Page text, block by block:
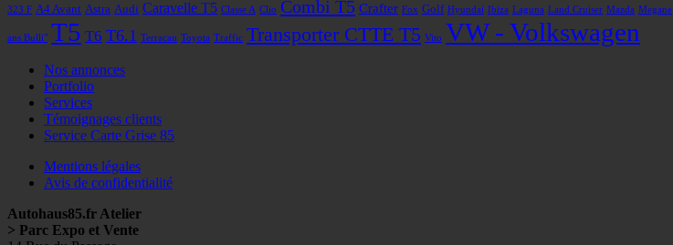
323 F A4 Avant Astra Audi Caravelle T5 Classe A Clio Combi T5 Crafter Fox Golf Hyundai Ibiza Laguna Land Cruiser Mazda Megane
ans Bulli" T5 T6 T6.1 Terracan Toyota Traffic Transporter CTTE T5 Vito VW - Volkswagen
Nos annonces
Portfolio
Services
Témoignages clients
Service Carte Grise 85
Mentions légales
Avis de confidentialité
Autohaus85.fr Atelier
> Parc Expo et Vente